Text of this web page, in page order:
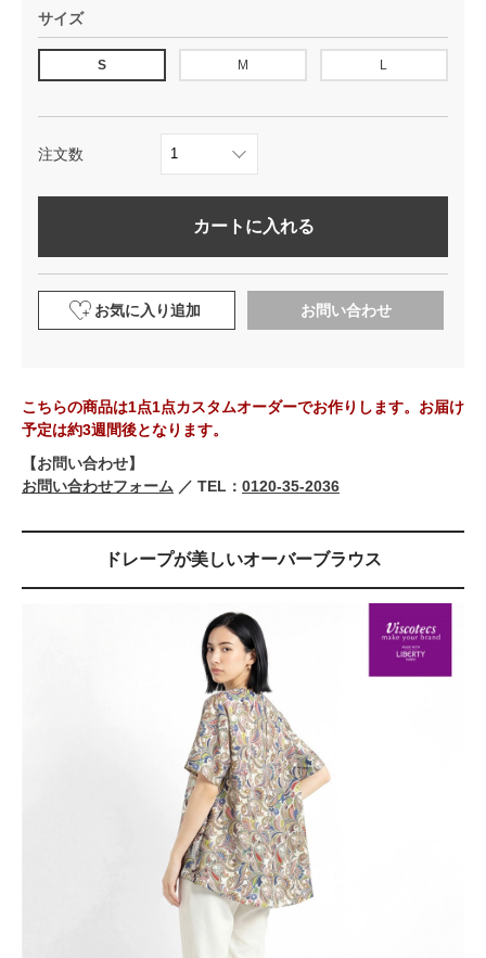
サイズ
S M L
注文数
カートに入れる
お気に入り追加 お問い合わせ
こちらの商品は1点1点カスタムオーダーでお作りします。お届け
予定は約3週間後となります。
【お問い合わせ】
お問い合わせフォーム ／ TEL： 0120-35-2036
ドレープが美しいオーバーブラウス